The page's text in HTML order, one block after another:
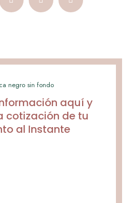
aquí y
cotización de tu
al Instante